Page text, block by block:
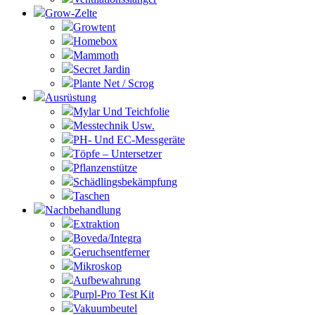
Grow-Zelte
Growtent
Homebox
Mammoth
Secret Jardin
Plante Net / Scrog
Ausrüstung
Mylar Und Teichfolie
Messtechnik Usw.
PH- Und EC-Messgeräte
Töpfe – Untersetzer
Pflanzenstütze
Schädlingsbekämpfung
Taschen
Nachbehandlung
Extraktion
Boveda/Integra
Geruchsentferner
Mikroskop
Aufbewahrung
Purpl-Pro Test Kit
Vakuumbeutel